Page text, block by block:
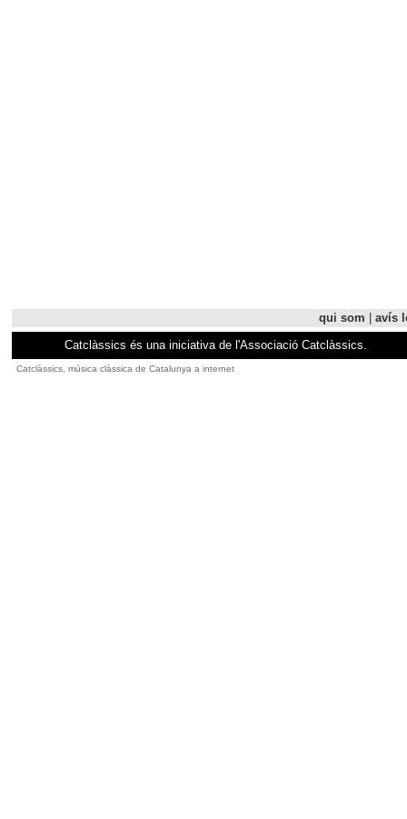
qui som
avís
Catclàssics és una iniciativa de l'Associació Catclàssics.
Catclàssics, música clàssica de Catalunya a internet